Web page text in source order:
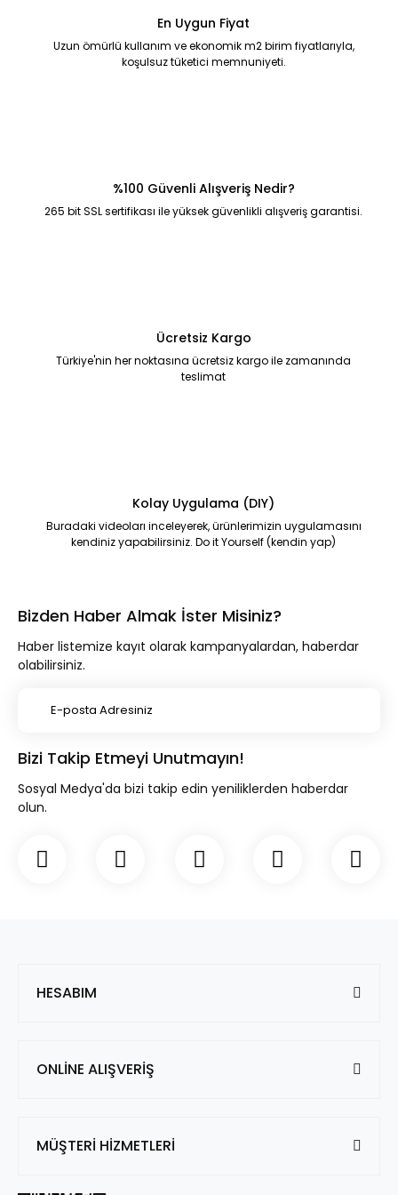
En Uygun Fiyat
Uzun ömürlü kullanım ve ekonomik m2 birim fiyatlarıyla,
koşulsuz tüketici memnuniyeti.
%100 Güvenli Alışveriş Nedir?
265 bit SSL sertifikası ile yüksek güvenlikli alışveriş garantisi.
Ücretsiz Kargo
Türkiye'nin her noktasına ücretsiz kargo ile zamanında
teslimat
Kolay Uygulama (DIY)
Buradaki videoları inceleyerek, ürünlerimizin uygulamasını
kendiniz yapabilirsiniz. Do it Yourself (kendin yap)
Bizden Haber Almak İster Misiniz?
Haber listemize kayıt olarak kampanyalardan, haberdar
olabilirsiniz.
Bizi Takip Etmeyi Unutmayın!
Sosyal Medya'da bizi takip edin yeniliklerden haberdar
olun.
HESABIM
ONLİNE ALIŞVERİŞ
MÜŞTERİ HİZMETLERİ